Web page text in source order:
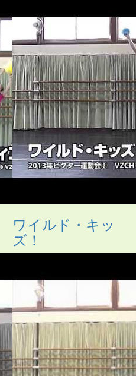
ワイルド・キッ
ズ！